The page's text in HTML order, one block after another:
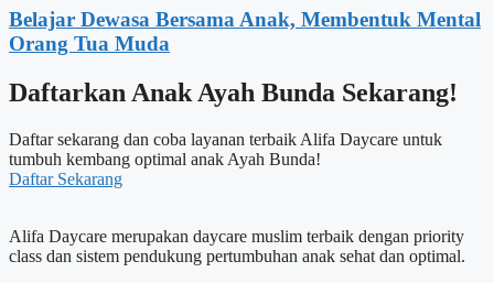
Belajar Dewasa Bersama Anak, Membentuk Mental
Orang Tua Muda
Daftarkan Anak Ayah Bunda Sekarang!
Daftar sekarang dan coba layanan terbaik Alifa Daycare untuk
tumbuh kembang optimal anak Ayah Bunda!
Daftar Sekarang
Alifa Daycare merupakan daycare muslim terbaik dengan priority
class dan sistem pendukung pertumbuhan anak sehat dan optimal.